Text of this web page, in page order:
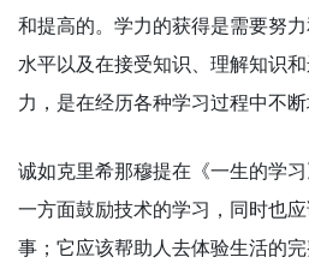
和提高的。学力的获得是需要努
水平以及在接受知识、理解知识
力，是在经历各种学习过程中不断
诚如克里希那穆提在《一生的学习
一方面鼓励技术的学习，同时也
事；它应该帮助人去体验生活的